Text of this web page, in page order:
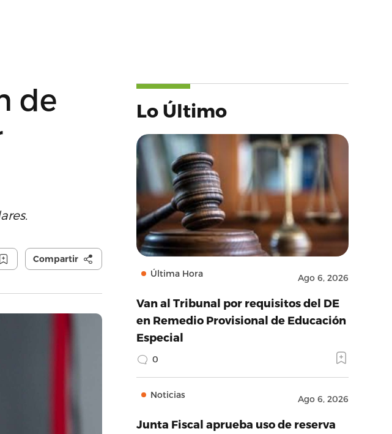
de
Compartir
Lo Último
Última Hora Ago 6, 2026
Van al Tribunal por requisitos del DE
en Remedio Provisional de Educación
Especial
0
Noticias Ago 6, 2026
Junta Fiscal aprueba uso de reserva